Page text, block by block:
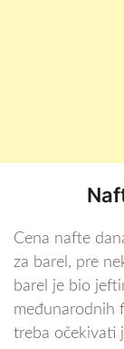
Cena nafte
za barel, pre
barel je bio
međunarodnih
treba očekivati